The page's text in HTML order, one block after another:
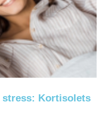
stress: Kortisolets